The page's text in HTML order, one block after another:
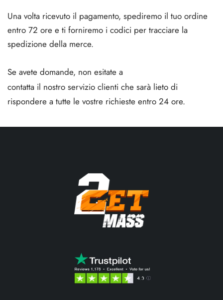
Una volta ricevuto il pagamento, spediremo il tuo ordine
entro 72 ore e ti forniremo i codici per tracciare la
spedizione della merce.
Se avete domande, non esitate a
contatta il nostro servizio clienti che sarà lieto di
rispondere a tutte le vostre richieste entro 24 ore.